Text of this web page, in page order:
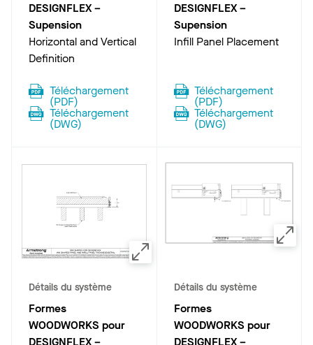
DESIGNFLEX –
Supension
Horizontal and Vertical
Definition
Téléchargement
(PDF)
Téléchargement
(DWG)
DESIGNFLEX –
Supension
Infill Panel Placement
Téléchargement
(PDF)
Téléchargement
(DWG)
Détails du système
Formes
WOODWORKS pour
DESIGNFLEX –
Détails du système
Formes
WOODWORKS pour
DESIGNFLEX –